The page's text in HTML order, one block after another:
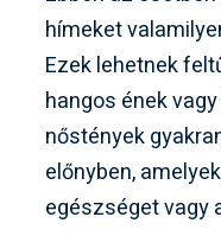
hímeket
Ezek lehetnek
hangos ének
nőstények
előnyben,
egészséget vagy